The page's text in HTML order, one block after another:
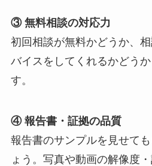
③ 無料相談の対応力
初回相談が無料かどうか、
バイスをしてくれるかどう
す。
④ 報告書・証拠の品質
報告書のサンプルを見せて
ょう。写真や動画の解像度